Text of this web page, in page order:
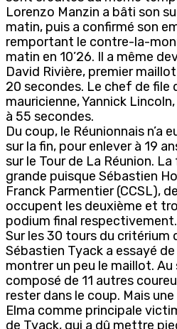
Lorenzo Manzin a bâti son
matin, puis a confirmé son
remportant le contre-la-
matin en 10’26. Il a même
David Rivière, premier
20 secondes. Le chef de file
mauricienne, Yannick
à 55 secondes.
Du coup, le Réunionnais n’a
sur la fin, pour enlever à 19
sur le Tour de La Réunion.
grande puisque Sébastien
Franck Parmentier (CCSL),
occupent les deuxième et
podium final respectivement.
Sur les 30 tours du critérium
Sébastien Tyack a essayé
montrer un peu le maillot. Au
composé de 11 autres
rester dans le coup. Mais
Elma comme principale
de Tyack, qui a dû mettre